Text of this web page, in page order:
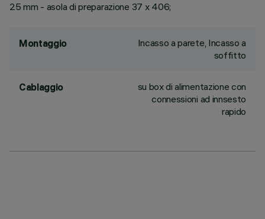
25 mm - asola di preparazione 37 x 406;
Montaggio
Incasso a parete, Incasso a
soffitto
Cablaggio
su box di alimentazione con
connessioni ad innsesto
rapido